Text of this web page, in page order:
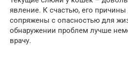
явление. К счастью, его
сопряжены с опасностью для
обнаружении проблем лучше
врачу.